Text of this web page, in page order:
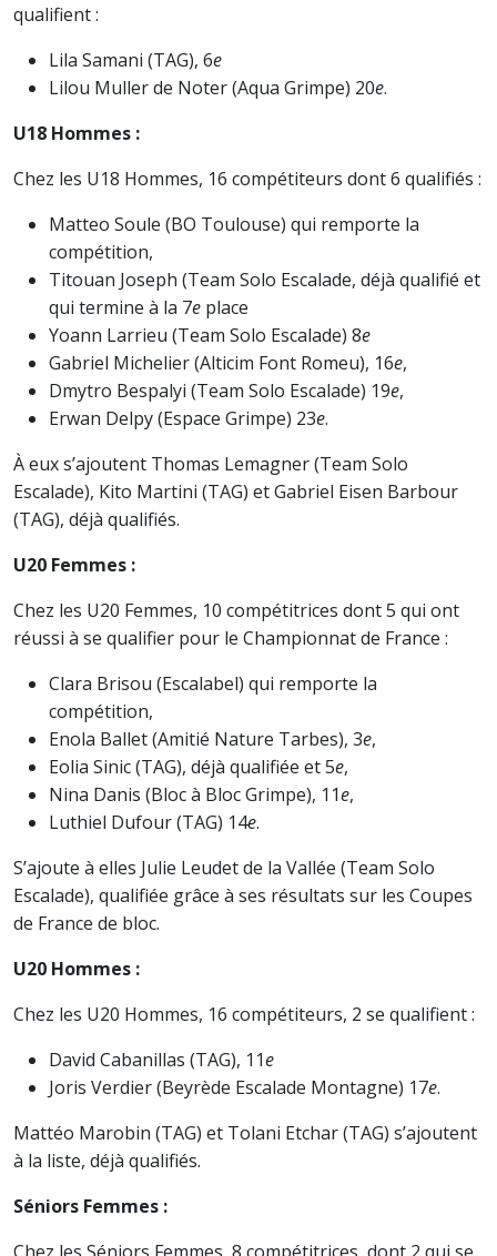
qualifient :
Lila Samani (TAG), 6e
Lilou Muller de Noter (Aqua Grimpe) 20e.
U18 Hommes :
Chez les U18 Hommes, 16 compétiteurs dont 6 qualifiés :
Matteo Soule (BO Toulouse) qui remporte la
compétition,
Titouan Joseph (Team Solo Escalade, déjà qualifié et
qui termine à la 7e place
Yoann Larrieu (Team Solo Escalade) 8e
Gabriel Michelier (Alticim Font Romeu), 16e,
Dmytro Bespalyi (Team Solo Escalade) 19e,
Erwan Delpy (Espace Grimpe) 23e.
À eux s’ajoutent Thomas Lemagner (Team Solo
Escalade), Kito Martini (TAG) et Gabriel Eisen Barbour
(TAG), déjà qualifiés.
U20 Femmes :
Chez les U20 Femmes, 10 compétitrices dont 5 qui ont
réussi à se qualifier pour le Championnat de France :
Clara Brisou (Escalabel) qui remporte la
compétition,
Enola Ballet (Amitié Nature Tarbes), 3e,
Eolia Sinic (TAG), déjà qualifiée et 5e,
Nina Danis (Bloc à Bloc Grimpe), 11e,
Luthiel Dufour (TAG) 14e.
S’ajoute à elles Julie Leudet de la Vallée (Team Solo
Escalade), qualifiée grâce à ses résultats sur les Coupes
de France de bloc.
U20 Hommes :
Chez les U20 Hommes, 16 compétiteurs, 2 se qualifient :
David Cabanillas (TAG), 11e
Joris Verdier (Beyrède Escalade Montagne) 17e.
Mattéo Marobin (TAG) et Tolani Etchar (TAG) s’ajoutent
à la liste, déjà qualifiés.
Séniors Femmes :